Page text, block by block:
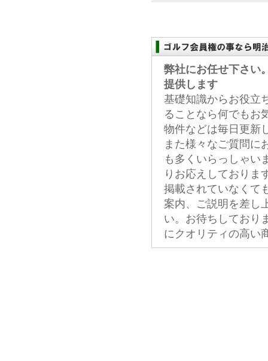
弊社にお任せ下さい
提供します
基礎知識からお役立
ることなら何でもお
物件などは毎日更新
また様々なご質問に
も多くいらっしゃい
りお応えしておりま
掲載されていなくて
案内、ご説明を差し
い。お待ちしており
にクオリティの高い